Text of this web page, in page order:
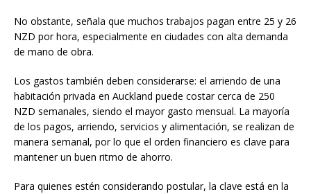
No obstante, señala que muchos trabajos pagan entre 25 y 26
NZD por hora, especialmente en ciudades con alta demanda
de mano de obra.
Los gastos también deben considerarse: el arriendo de una
habitación privada en Auckland puede costar cerca de 250
NZD semanales, siendo el mayor gasto mensual. La mayoría
de los pagos, arriendo, servicios y alimentación, se realizan de
manera semanal, por lo que el orden financiero es clave para
mantener un buen ritmo de ahorro.
Para quienes estén considerando postular, la clave está en la